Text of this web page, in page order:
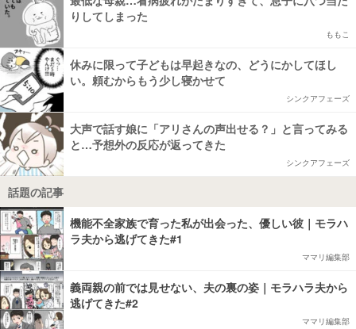
りしてしまった
ももこ
休みに限って子どもは早起きなの、どうにかしてほし
い。頼むからもう少し寝かせて
シンクアフェーズ
大声で話す娘に「アリさんの声出せる？」と言ってみる
と…予想外の反応が返ってきた
シンクアフェーズ
話題の記事
機能不全家族で育った私が出会った、優しい彼｜モラハ
ラ夫から逃げてきた#1
ママリ編集部
義両親の前では見せない、夫の裏の姿｜モラハラ夫から
逃げてきた#2
ママリ編集部